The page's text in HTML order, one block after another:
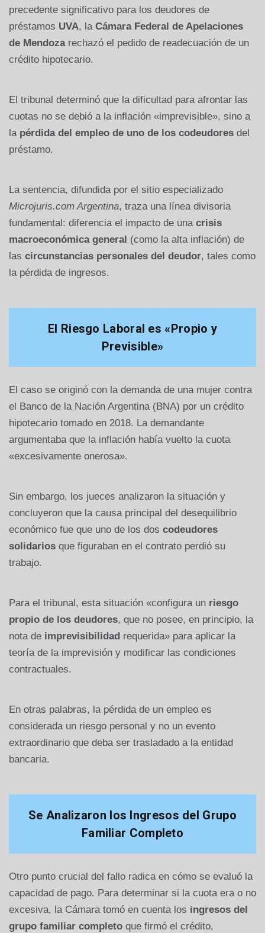
precedente significativo para los deudores de
préstamos UVA, la Cámara Federal de Apelaciones
de Mendozarechazó el pedido de readecuación de un
crédito hipotecario.
El tribunal determinó que la dificultad para afrontar las
cuotas no se debió a la inflación «imprevisible», sino a
la pérdida del empleo de uno de los codeudores del
préstamo.
La sentencia, difundida por el sitio especializado
Microjuris.com Argentina, traza una línea divisoria
fundamental: diferencia el impacto de una crisis
macroeconómica general (como la alta inflación) de
las circunstancias personales del deudor, tales como
la pérdida de ingresos.
El Riesgo Laboral es «Propio y
Previsible»
El caso se originó con la demanda de una mujer contra
el Banco de la Nación Argentina (BNA) por un crédito
hipotecario tomado en 2018. La demandante
argumentaba que la inflación había vuelto la cuota
«excesivamente onerosa».
Sin embargo, los jueces analizaron la situación y
concluyeron que la causa principal del desequilibrio
económico fue que uno de los dos codeudores
solidarios que figuraban en el contrato perdió su
trabajo.
Para el tribunal, esta situación «configura un riesgo
propio de los deudores, que no posee, en principio, la
nota de imprevisibilidad requerida» para aplicar la
teoría de la imprevisión y modificar las condiciones
contractuales.
En otras palabras, la pérdida de un empleo es
considerada un riesgo personal y no un evento
extraordinario que deba ser trasladado a la entidad
bancaria.
Se Analizaron los Ingresos del Grupo
Familiar Completo
Otro punto crucial del fallo radica en cómo se evaluó la
capacidad de pago. Para determinar si la cuota era o no
excesiva, la Cámara tomó en cuenta los ingresos del
grupo familiar completo que firmó el crédito,